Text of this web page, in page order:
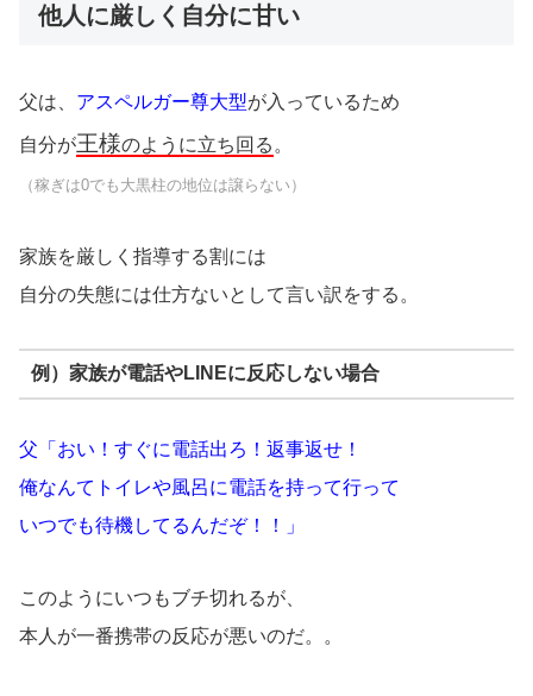
他人に厳しく自分に甘い
父は、 アスペルガー尊大型が入っているため
自分が王様のように立ち回る 。
（稼ぎは0でも大黒柱の地位は譲らない）
家族を厳しく指導する割には
自分の失態には仕方ないとして言い訳をする。
例）家族が電話やLINEに反応しない場合
父「おい！すぐに電話出ろ！返事返せ！
俺なんてトイレや風呂に電話を持って行って
いつでも待機してるんだぞ！！」
このようにいつもブチ切れるが、
本人が一番携帯の反応が悪いのだ。。